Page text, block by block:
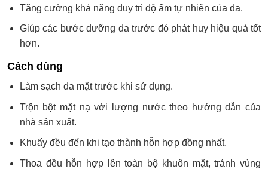
Tăng cường khả năng duy trì độ ẩm tự nhiên của da.
Giúp các bước dưỡng da trước đó phát huy hiệu quả tốt
hơn.
Cách dùng
Làm sạch da mặt trước khi sử dụng.
Trộn bột mặt nạ với lượng nước theo hướng dẫn của
nhà sản xuất.
Khuấy đều đến khi tạo thành hỗn hợp đồng nhất.
Thoa đều hỗn hợp lên toàn bộ khuôn mặt, tránh vùng